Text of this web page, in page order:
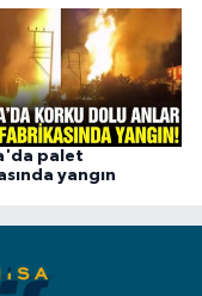
palet
yangın